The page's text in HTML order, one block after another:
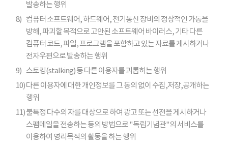
발송하는 행위
8) 컴퓨터 소프트웨어, 하드웨어, 전기통신 장비의 정상적인 가동을
방해, 파괴할 목적으로 고안된 소프트웨어 바이러스, 기타 다른
컴퓨터 코드, 파일, 프로그램을 포함하고 있는 자료를 게시하거나
전자우편으로 발송하는 행위
9) 스토킹(stalking) 등 다른 이용자를 괴롭히는 행위
10)다른 이용자에 대한 개인정보를 그 동의 없이 수집,저장,공개하는
행위
11)불특정 다수의 자를 대상으로 하여 광고 또는 선전을 게시하거나
스팸메일을 전송하는 등의 방법으로 "독립기념관"의 서비스를
이용하여 영리목적의 활동을 하는 행위